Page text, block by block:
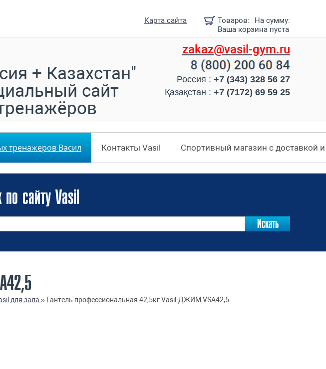
Товаров:
На сумму:
Ваша корзина пуста
Карта сайта
zakaz@vasil-gym.ru
Россия : +7 (343) 328 56 27
Қазақстан : +7 (7172) 69 59 25
+ Казахстан"
сайт
тренажеров Васил Контакты Vasil Спортивный магазин с доставкой
по сайту Vasil
для зала » Гантель профессиональная 42,5кг Vasil-ДЖИМ VSA42,5